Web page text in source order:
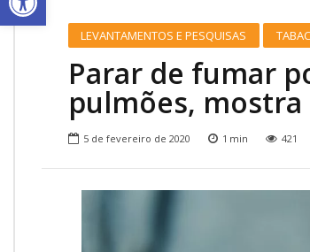
Nossa História
Nossa Missão e Valores
Diretoria
Onde Procurar Ajuda?
LEVANTAMENTOS E PESQUISAS
Parar de fumar
pulmões,
5 de fevereiro de 2020 1 min 421